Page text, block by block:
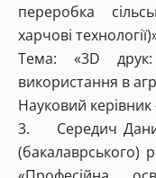
переробка
харчові
Тема: «3D
використання в
Науковий
3. Середич
(бакалаврського)